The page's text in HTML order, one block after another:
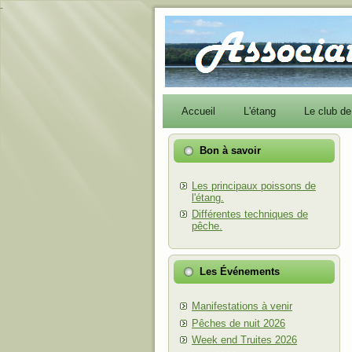
-
Accueil L'étang Le club
Bon à savoir
Les principaux poissons de
l'étang.
Différentes techniques de
pêche.
Les Événements
Manifestations à venir
Pêches de nuit 2026
Week end Truites 2026